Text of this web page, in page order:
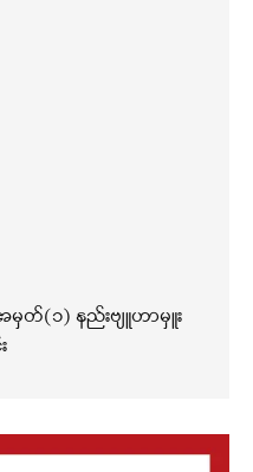
တ်(၁) နည်းဗျူဟာမှူး